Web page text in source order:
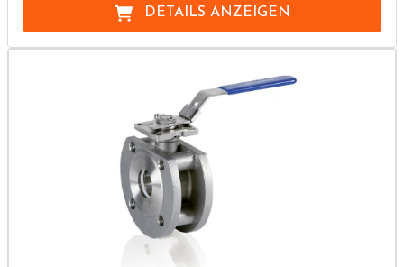
DETAILS ANZEIGEN